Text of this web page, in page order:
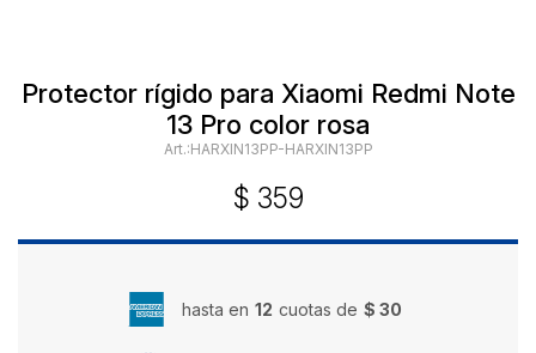
Protector rígido para Xiaomi Redmi Note
13 Pro color rosa
HARXIN13PP-HARXIN13PP
$ 359
hasta en 12 cuotas de $ 30